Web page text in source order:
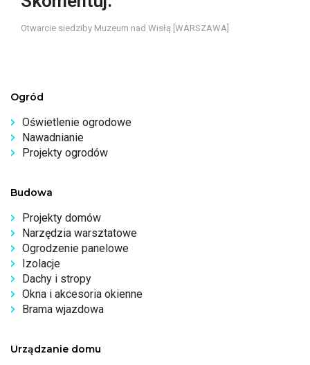
Otwarcie siedziby Muzeum nad Wisłą [WARSZAWA]
Ogród
Oświetlenie ogrodowe
Nawadnianie
Projekty ogrodów
Budowa
Projekty domów
Narzędzia warsztatowe
Ogrodzenie panelowe
Izolacje
Dachy i stropy
Okna i akcesoria okienne
Brama wjazdowa
Urządzanie domu